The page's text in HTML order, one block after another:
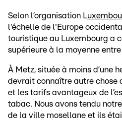
Selon l’organisation L
l'échelle de l'Europe
touristique au Luxembourg a
supérieure à la moyenne entre
À Metz, située à moins d’une
devrait connaître autre chose
et les tarifs avantageux de
tabac. Nous avons tendu
de la ville mosellane et ils